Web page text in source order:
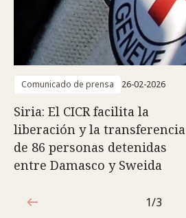
Comunicado de prensa 26-02-2026
Siria: El CICR facilita la
liberación y la transferencia
de 86 personas detenidas
entre Damasco y Sweida
1de3
1/3